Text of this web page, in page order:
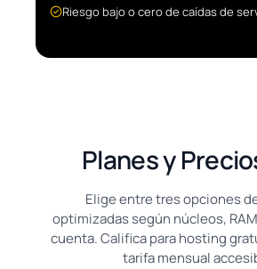
Riesgo bajo o cero de caídas de
Planes y
Elige entre tres opciones
optimizadas según núcleos,
cuenta. Califica para hosting
tarifa mensual